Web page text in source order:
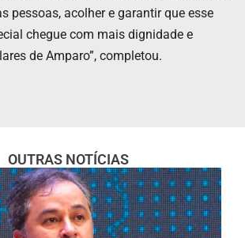
pessoas, acolher e garantir que esse
chegue com mais dignidade e
de Amparo”, completou.
OUTRAS NOTÍCIAS